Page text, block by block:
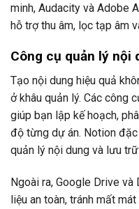
minh, Audacity và Adobe
hỗ trợ thu âm, lọc tạp âm
Công cụ quản lý nội
Tạo nội dung hiệu quả
ở khâu quản lý. Các công
giúp bạn lập kế hoạch,
độ từng dự án. Notion
quản lý nội dung và lưu
Ngoài ra, Google Drive
liệu an toàn, tránh mất